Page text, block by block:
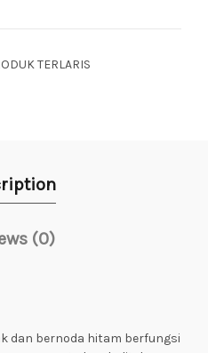
TERLARIS
(0)
dan bernoda hitam berfungsi